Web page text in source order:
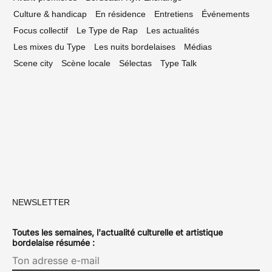
Culture & handicap
En résidence Entretiens
Événements
Focus collectif
Le Type de Rap
Les actualités
Les mixes du Type
Les nuits bordelaises
Médias
Scene city
Scène locale Sélectas Type Talk
NEWSLETTER
Toutes les semaines, l'actualité culturelle et artistique
bordelaise résumée :